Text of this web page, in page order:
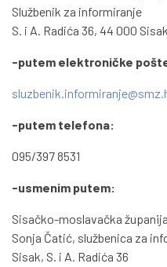
Službenik za informiranje
S. i A. Radića 36, 44 000 Sisak
-putem elektroničke
-putem telefona:
095/397 8531
-usmenim putem:
Sisačko-moslavačka županija
Sonja Čatić, službenica za
Sisak, S. i A. Radića 36